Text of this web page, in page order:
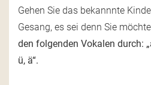
Gehen Sie das bekannnte
Gesang, es sei denn Sie
den folgenden Vokalen durch:
ü, ä“.